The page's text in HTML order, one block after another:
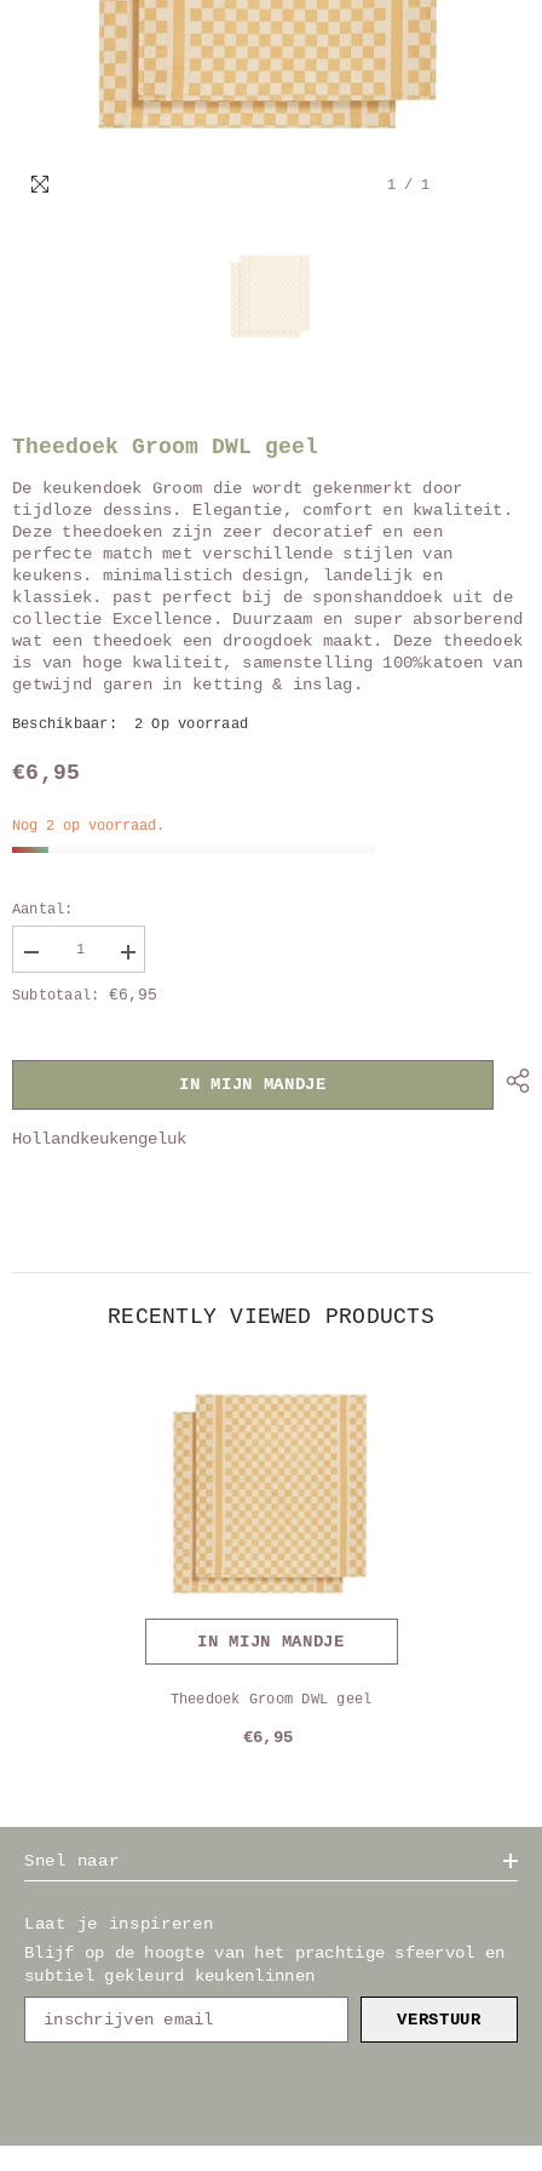
1 / 1
Theedoek Groom DWL geel
De keukendoek Groom die wordt gekenmerkt door
tijdloze dessins. Elegantie, comfort en kwaliteit.
Deze theedoeken zijn zeer decoratief en een
perfecte match met verschillende stijlen van
keukens. minimalistich design, landelijk en
klassiek. past perfect bij de sponshanddoek uit de
collectie Excellence. Duurzaam en super absorberend
wat een theedoek een droogdoek maakt. Deze theedoek
is van hoge kwaliteit, samenstelling 100%katoen van
getwijnd garen in ketting & inslag.
Beschikbaar: 2 Op voorraad
€6,95
Nog 2 op voorraad.
Aantal:
aantal
van
Vergroot
aantal
van
Subtotaal: €6,95
IN MIJN MANDJE
Hollandkeukengeluk
RECENTLY VIEWED PRODUCTS
IN MIJN MANDJE
Theedoek Groom DWL geel
€6,95
Snel naar
Laat je inspireren
Blijf op de hoogte van het prachtige sfeervol en
subtiel gekleurd keukenlinnen
VERSTUUR